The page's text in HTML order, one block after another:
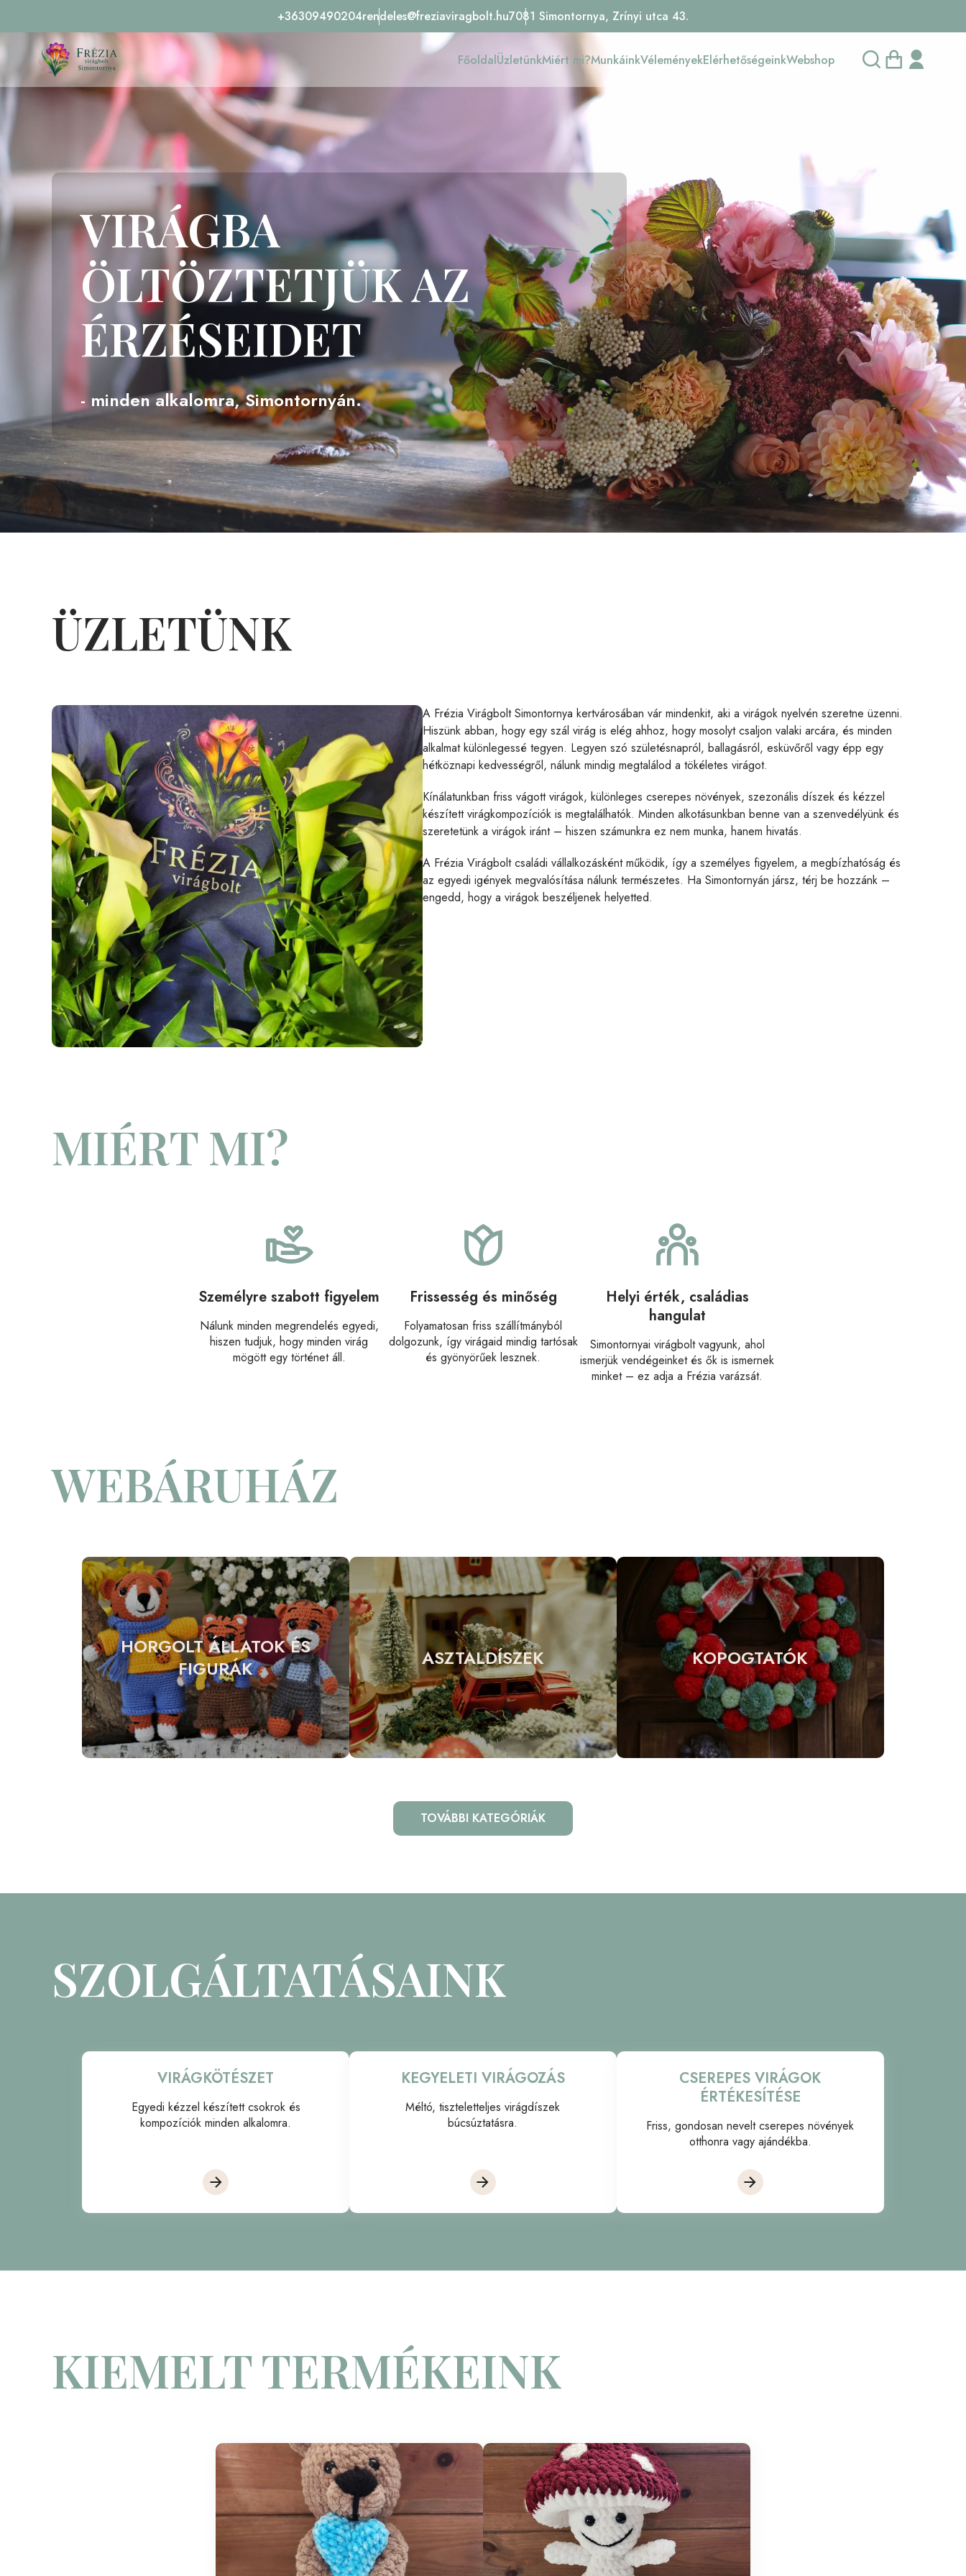
+36309490204rendeles@freziaviragbolt.hu7081 Simontornya, Zrínyi utca 43.
FőoldalÜzletünkMiért mi?MunkáinkVéleményekElérhetőségeinkWebshop
VIRÁGBA
ÖLTÖZTETJÜK AZ
ÉRZÉSEIDET
- minden alkalomra, Simontornyán.
ÜZLETÜNK
A Frézia Virágbolt Simontornya kertvárosában vár mindenkit, aki a virágok nyelvén szeretne üzenni.
Hiszünk abban, hogy egy szál virág is elég ahhoz, hogy mosolyt csaljon valaki arcára, és minden
alkalmat különlegessé tegyen. Legyen szó születésnapról, ballagásról, esküvőről vagy épp egy
hétköznapi kedvességről, nálunk mindig megtalálod a tökéletes virágot.
Kínálatunkban friss vágott virágok, különleges cserepes növények, szezonális díszek és kézzel
készített virágkompozíciók is megtalálhatók. Minden alkotásunkban benne van a szenvedélyünk és
szeretetünk a virágok iránt – hiszen számunkra ez nem munka, hanem hivatás.
A Frézia Virágbolt családi vállalkozásként működik, így a személyes figyelem, a megbízhatóság és
az egyedi igények megvalósítása nálunk természetes. Ha Simontornyán jársz, térj be hozzánk –
engedd, hogy a virágok beszéljenek helyetted.
MIÉRT MI?
Személyre szabott figyelem
Nálunk minden megrendelés egyedi,
hiszen tudjuk, hogy minden virág
mögött egy történet áll.
Frissesség és minőség
Folyamatosan friss szállítmányból
dolgozunk, így virágaid mindig tartósak
és gyönyörűek lesznek.
Helyi érték, családias
hangulat
Simontornyai virágbolt vagyunk, ahol
ismerjük vendégeinket és ők is ismernek
minket – ez adja a Frézia varázsát.
WEBÁRUHÁZ
HORGOLT ÁLLATOK ÉS
FIGURÁK
ASZTALDÍSZEK KOPOGTATÓK
TOVÁBBI KATEGÓRIÁK
SZOLGÁLTATÁSAINK
VIRÁGKÖTÉSZET
Egyedi kézzel készített csokrok és
kompozíciók minden alkalomra.
KEGYELETI VIRÁGOZÁS
Méltó, tiszteletteljes virágdíszek
búcsúztatásra.
CSEREPES VIRÁGOK
ÉRTÉKESÍTÉSE
Friss, gondosan nevelt cserepes növények
otthonra vagy ajándékba.
KIEMELT TERMÉKEINK